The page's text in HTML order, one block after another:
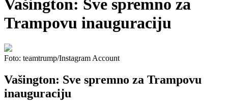
Vašington: Sve spremno za
Trampovu inauguraciju
Foto: teamtrump/Instagram Account
Vašington: Sve spremno za Trampovu
inauguraciju